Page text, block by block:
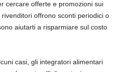
cercare offerte e promozioni sui
offrono sconti periodici o
aiutarti a risparmiare sul costo
casi, gli integratori alimentari